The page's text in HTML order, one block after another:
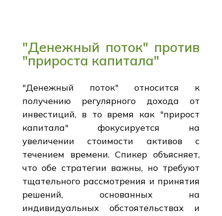
"Денежный поток" против
"прироста капитала"
"Денежный поток" относится к
получению регулярного дохода от
инвестиций, в то время как "прирост
капитала" фокусируется на
увеличении стоимости активов с
течением времени. Спикер объясняет,
что обе стратегии важны, но требуют
тщательного рассмотрения и принятия
решений, основанных на
индивидуальных обстоятельствах и